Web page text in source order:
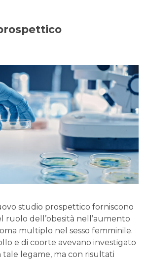
studio prospettico forniscono
ruolo dell’obesità nell’aumento
multiplo nel sesso femminile.
e di coorte avevano investigato
tale legame, ma con risultati